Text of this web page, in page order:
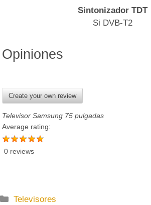
Sintonizador TDT
Si DVB-T2
Opiniones
Create your own review
Televisor Samsung 75 pulgadas
Average rating:
0 reviews
C
Televisores